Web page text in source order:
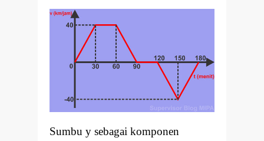
Sumbu y sebagai komponen